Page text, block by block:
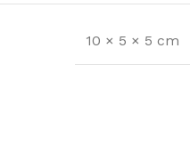
10 × 5 × 5 cm